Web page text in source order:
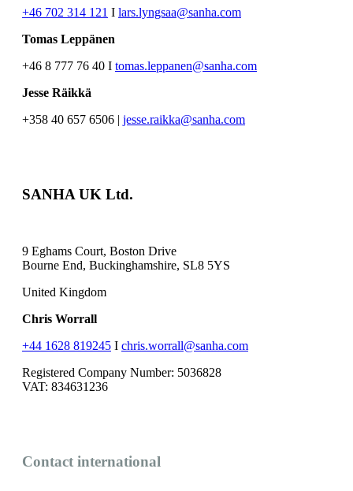
+46 702 314 121 I lars.lyngsaa@sanha.com
Tomas Leppänen
+46 8 777 76 40 I tomas.leppanen@sanha.com
Jesse Räikkä
+358 40 657 6506 | jesse.raikka@sanha.com
SANHA UK Ltd.
9 Eghams Court, Boston Drive
Bourne End, Buckinghamshire, SL8 5YS
United Kingdom
Chris Worrall
+44 1628 819245 I chris.worrall@sanha.com
Registered Company Number: 5036828
VAT: 834631236
Contact international